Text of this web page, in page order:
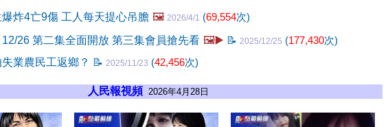
炸4亡9傷 工人每天提心吊膽 🖼️ 2026/4/1 (69,554次)
12/26 第二集全面開放 第三集會員搶先看 🖼️▶️ 📝 2025/12/25 (177,430次)
業農民工返鄉？ 📝 2025/11/23 (42,456次)
人民報視頻 2026年4月28日